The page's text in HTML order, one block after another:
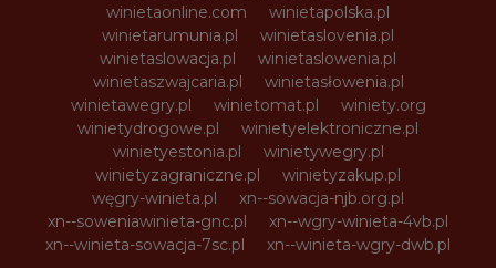
winietaonline.com
winietapolska.pl
winietarumunia.pl
winietaslovenia.pl
winietaslowacja.pl
winietaslowenia.pl
winietaszwajcaria.pl
winietasłowenia.pl
winietawegry.pl
winietomat.pl
winiety.org
winietydrogowe.pl
winietyelektroniczne.pl
winietyestonia.pl
winietywegry.pl
winietyzagraniczne.pl
winietyzakup.pl
węgry-winieta.pl
xn--sowacja-njb.org.pl
xn--soweniawinieta-gnc.pl
xn--wgry-winieta-4vb.pl
xn--winieta-sowacja-7sc.pl
xn--winieta-wgry-dwb.pl